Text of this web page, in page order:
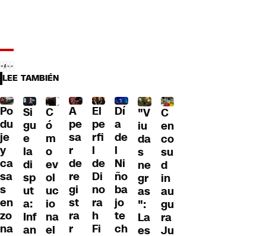
LEE TAMBIÉN
Po
du
je
y
ca
sa
s
en
zo
na
Si
gu
e
la
di
sp
ut
a:
Inf
an
C
ó
m
o
ev
ol
uc
io
na
el
A
pe
sa
r
de
re
gi
st
ra
r
El
pe
rfi
l
de
Di
no
ra
h
Fi
Dí
a
de
l
Ni
ño
ba
jo
te
ch
"V
iu
da
s
ne
gr
as
":
La
es
C
en
co
su
d
in
au
gu
ra
Ju